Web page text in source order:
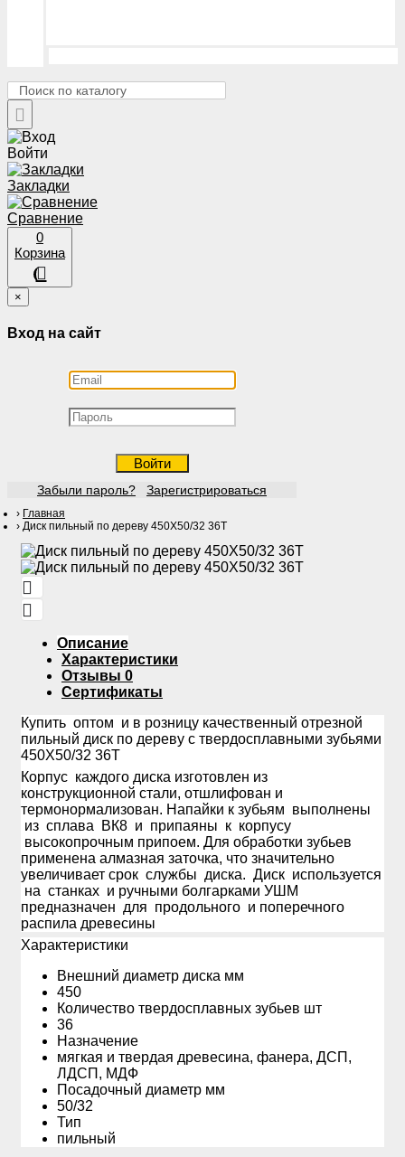
Войти
Закладки
Сравнение
0
Корзина
×
Вход на сайт
Войти
Забыли пароль? Зарегистрироваться
Главная
Диск пильный по дереву 450Х50/32 36Т
Описание
Характеристики
Отзывы 0
Сертификаты
Купить оптом и в розницу качественный отрезной
пильный диск по дереву с твердосплавными зубьями
450Х50/32 36Т
Корпус каждого диска изготовлен из
конструкционной стали, отшлифован и
термонормализован. Напайки к зубьям выполнены
из сплава ВК8 и припаяны к корпусу
высокопрочным припоем. Для обработки зубьев
применена алмазная заточка, что значительно
увеличивает срок службы диска. Диск используется
на станках и ручными болгарками УШМ
предназначен для продольного и поперечного
распила древесины
Xарактеристики
Внешний диаметр диска мм
450
Количество твердосплавных зубьев шт
36
Назначение
мягкая и твердая древесина, фанера, ДСП,
ЛДСП, МДФ
Посадочный диаметр мм
50/32
Тип
пильный